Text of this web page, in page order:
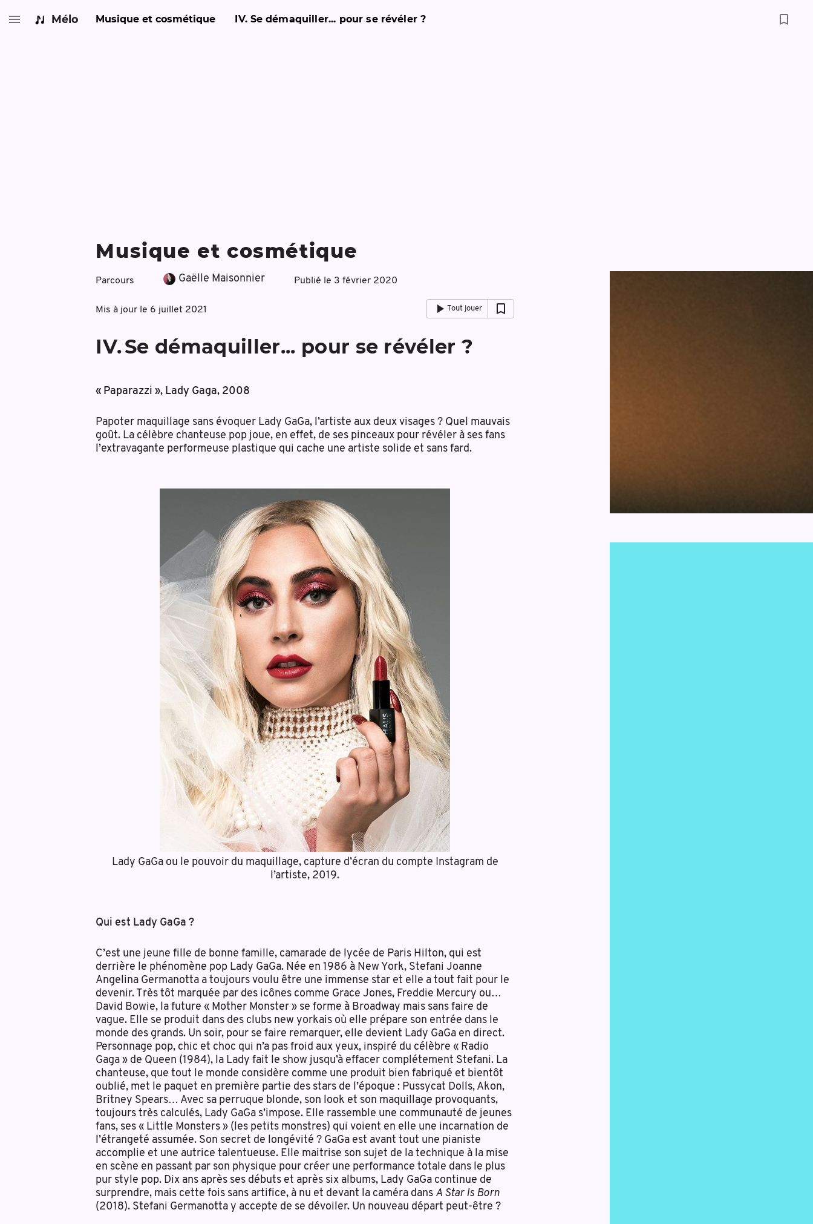
Mélo Musique et cosmétique IV. Se démaquiller... pour se révéler ?
Musique et cosmétique
Parcours Gaëlle Maisonnier Publié le 3 février 2020
Mis à jour le 6 juillet 2021 Tout jouer
IV.Se démaquiller... pour se révéler ?
« Paparazzi », Lady Gaga, 2008
Papoter maquillage sans évoquer Lady GaGa, l’artiste aux deux visages ? Quel mauvais
goût. La célèbre chanteuse pop joue, en effet, de ses pinceaux pour révéler à ses fans
l’extravagante performeuse plastique qui cache une artiste solide et sans fard.
Lady GaGa ou le pouvoir du maquillage, capture d’écran du compte Instagram de
l’artiste, 2019.
Qui est Lady GaGa ?
C’est une jeune fille de bonne famille, camarade de lycée de Paris Hilton, qui est
derrière le phénomène pop Lady GaGa. Née en 1986 à New York, Stefani Joanne
Angelina Germanotta a toujours voulu être une immense star et elle a tout fait pour le
devenir. Très tôt marquée par des icônes comme Grace Jones, Freddie Mercury ou…
David Bowie, la future « Mother Monster » se forme à Broadway mais sans faire de
vague. Elle se produit dans des clubs new yorkais où elle prépare son entrée dans le
monde des grands. Un soir, pour se faire remarquer, elle devient Lady GaGa en direct.
Personnage pop, chic et choc qui n’a pas froid aux yeux, inspiré du célèbre « Radio
Gaga » de Queen (1984), la Lady fait le show jusqu’à effacer complétement Stefani. La
chanteuse, que tout le monde considère comme une produit bien fabriqué et bientôt
oublié, met le paquet en première partie des stars de l’époque : Pussycat Dolls, Akon,
Britney Spears… Avec sa perruque blonde, son look et son maquillage provoquants,
toujours très calculés, Lady GaGa s’impose. Elle rassemble une communauté de jeunes
fans, ses « Little Monsters » (les petits monstres) qui voient en elle une incarnation de
l’étrangeté assumée. Son secret de longévité ? GaGa est avant tout une pianiste
accomplie et une autrice talentueuse. Elle maitrise son sujet de la technique à la mise
en scène en passant par son physique pour créer une performance totale dans le plus
pur style pop. Dix ans après ses débuts et après six albums, Lady GaGa continue de
surprendre, mais cette fois sans artifice, à nu et devant la caméra dans A Star Is Born
(2018). Stefani Germanotta y accepte de se dévoiler. Un nouveau départ peut-être ?